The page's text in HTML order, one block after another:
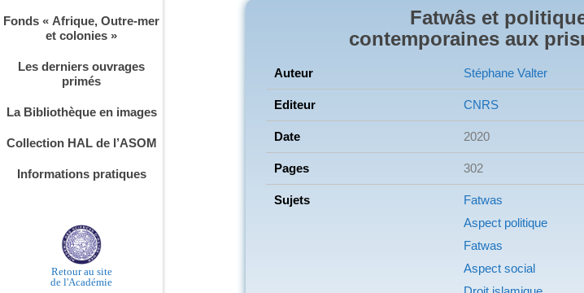
Fonds « Afrique, Outre-mer
et colonies »
Les derniers ouvrages
primés
La Bibliothèque en images
Collection HAL de l’ASOM
Informations pratiques
Retour au site
de l'Académie
Fatwâs et
contemporaines aux
Auteur Stéphane Valter
Editeur CNRS
Date 2020
Pages 302
Sujets
Fatwas
Aspect politique
Fatwas
Aspect social